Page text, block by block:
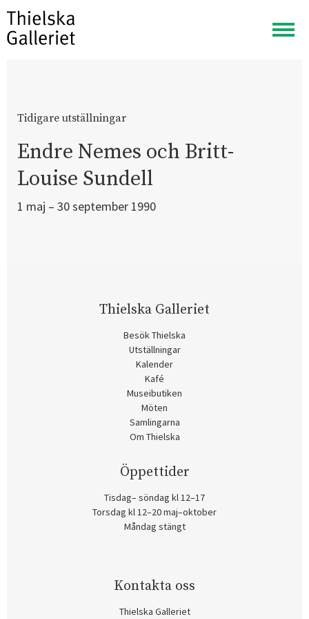
Visa
meny
Tidigare utställningar
Endre Nemes och Britt-
Louise Sundell
1 maj – 30 september 1990
Thielska Galleriet
Besök Thielska
Utställningar
Kalender
Kafé
Museibutiken
Möten
Samlingarna
Om Thielska
Öppettider
Tisdag– söndag kl 12–17
Torsdag kl 12–20 maj–oktober
Måndag stängt
Kontakta oss
Thielska Galleriet